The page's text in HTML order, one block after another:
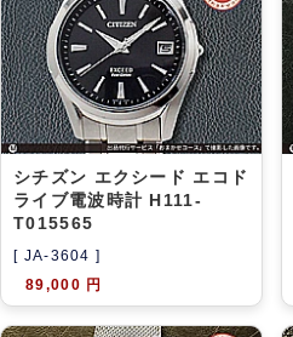
シチズン エクシード エコド
ライブ電波時計 H111-
T015565
[ JA-3604 ]
89,000 円